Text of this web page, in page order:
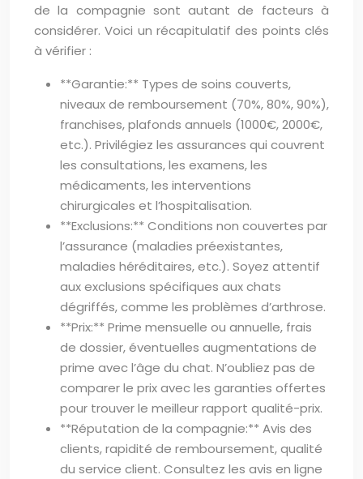
de la compagnie sont autant de facteurs à
considérer. Voici un récapitulatif des points clés
à vérifier :
**Garantie:** Types de soins couverts,
niveaux de remboursement (70%, 80%, 90%),
franchises, plafonds annuels (1000€, 2000€,
etc.). Privilégiez les assurances qui couvrent
les consultations, les examens, les
médicaments, les interventions
chirurgicales et l’hospitalisation.
**Exclusions:** Conditions non couvertes par
l’assurance (maladies préexistantes,
maladies héréditaires, etc.). Soyez attentif
aux exclusions spécifiques aux chats
dégriffés, comme les problèmes d’arthrose.
**Prix:** Prime mensuelle ou annuelle, frais
de dossier, éventuelles augmentations de
prime avec l’âge du chat. N’oubliez pas de
comparer le prix avec les garanties offertes
pour trouver le meilleur rapport qualité-prix.
**Réputation de la compagnie:** Avis des
clients, rapidité de remboursement, qualité
du service client. Consultez les avis en ligne